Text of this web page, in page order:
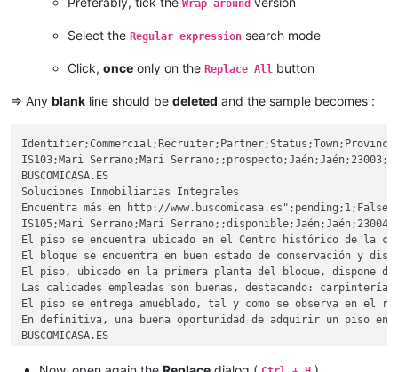
El piso se entrega amueblado, tal y como se observa en
En definitiva, una buena oportunidad de adquirir un piso en
BUSCOMICASA.ES
Soluciones Inmobiliarias Integrales
Wrap around
Select the Regular expression search mode
Click, once only on the Replace All button
=> Any blank line should be deleted and the sample becomes :
IS103;Mari Serrano;Mari
BUSCOMICASA.ES
Soluciones Inmobiliarias Integrales
Encuentra más en http://
IS105;Mari Serrano;Mari
El piso se encuentra ubicado en el Centro histórico de la
El bloque se encuentra en buen estado de conservación y
El piso, ubicado en la primera planta del bloque, dispone
Las calidades empleadas son buenas, destacando:
El piso se entrega amueblado, tal y como se observa en
En definitiva, una buena oportunidad de adquirir un piso en
BUSCOMICASA.ES
Encuentra más en http://www.buscomicasa.es";E;1;False;22/